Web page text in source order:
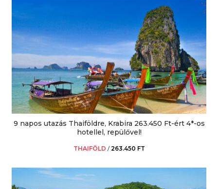
9 napos utazás Thaiföldre, Krabira 263.450 Ft-ért 4*-os
hotellel, repülővel!
THAIFÖLD /263.450 FT